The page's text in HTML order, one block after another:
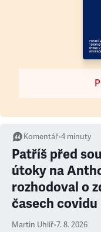
Komentář•4 minuty
Patříš před
útoky na
rozhodoval o
časech covidu
Martin Uhlíř•7. 8. 2026